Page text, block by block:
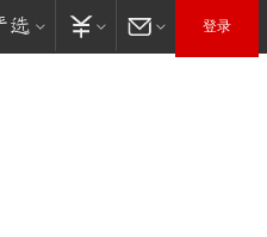
登录